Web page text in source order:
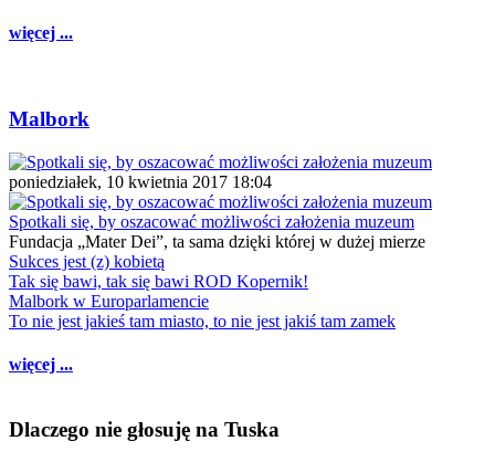
więcej ...
Malbork
poniedziałek, 10 kwietnia 2017 18:04
Spotkali się, by oszacować możliwości założenia muzeum
Fundacja „Mater Dei”, ta sama dzięki której w dużej mierze
Sukces jest (z) kobietą
Tak się bawi, tak się bawi ROD Kopernik!
Malbork w Europarlamencie
To nie jest jakieś tam miasto, to nie jest jakiś tam zamek
więcej ...
Dlaczego nie głosuję na Tuska